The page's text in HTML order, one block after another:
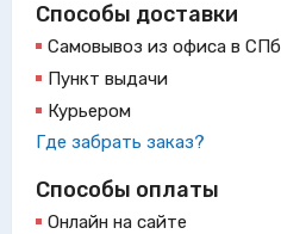
Способы доставки
Самовывоз из офиса в СПб
Пункт выдачи
Курьером
Где забрать заказ?
Способы оплаты
Онлайн на сайте